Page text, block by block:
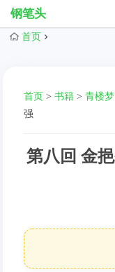
钢笔头
首页
首页 >书籍 >青楼梦
强
第八回 金